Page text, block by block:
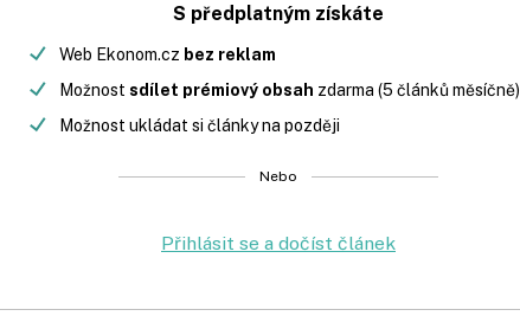
S předplatným získáte
Web Ekonom.cz bez reklam
Možnost sdílet prémiový obsah zdarma (5 článků měsíčně)
Možnost ukládat si články na později
Nebo
Přihlásit se a dočíst článek